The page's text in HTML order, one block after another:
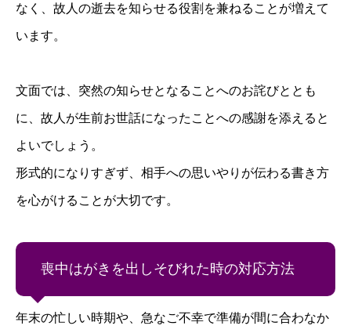
なく、故人の逝去を知らせる役割を兼ねることが増えて
います。
文面では、突然の知らせとなることへのお詫びととも
に、故人が生前お世話になったことへの感謝を添えると
よいでしょう。
形式的になりすぎず、相手への思いやりが伝わる書き方
を心がけることが大切です。
喪中はがきを出しそびれた時の対応方法
年末の忙しい時期や、急なご不幸で準備が間に合わなか